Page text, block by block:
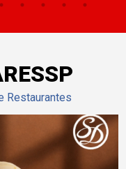
Restaurantes